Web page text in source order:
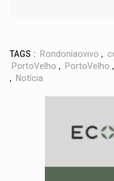
TAGS : Rondoniaovivo ,
PortoVelho , PortoVelho ,
,
Notícia